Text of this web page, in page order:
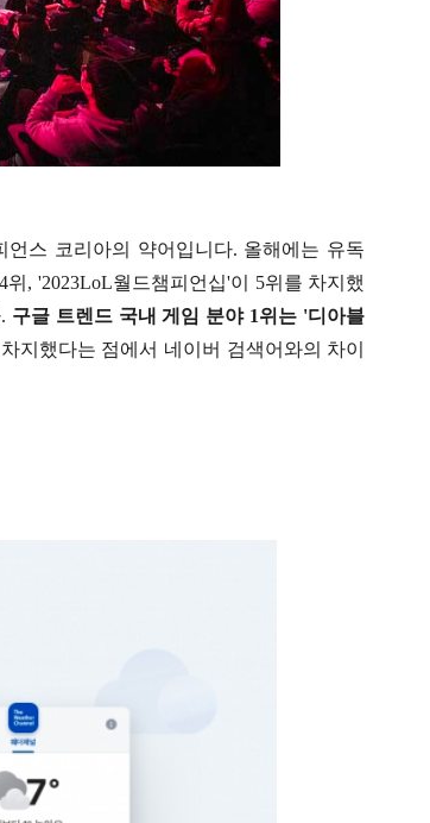
언스 코리아의 약어입니다. 올해에는 유독
, '2023LoL월드챔피언십'이 5위를 차지했
구글 트렌드 국내 게임 분야 1위는 '디아블
지했다는 점에서 네이버 검색어와의 차이